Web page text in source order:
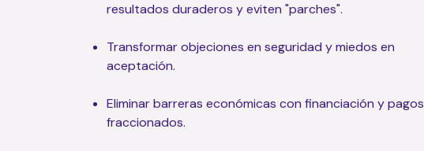
resultados duraderos y eviten "parches".
Transformar objeciones en seguridad y miedos en
aceptación.
Eliminar barreras económicas con financiación y pagos
fraccionados.